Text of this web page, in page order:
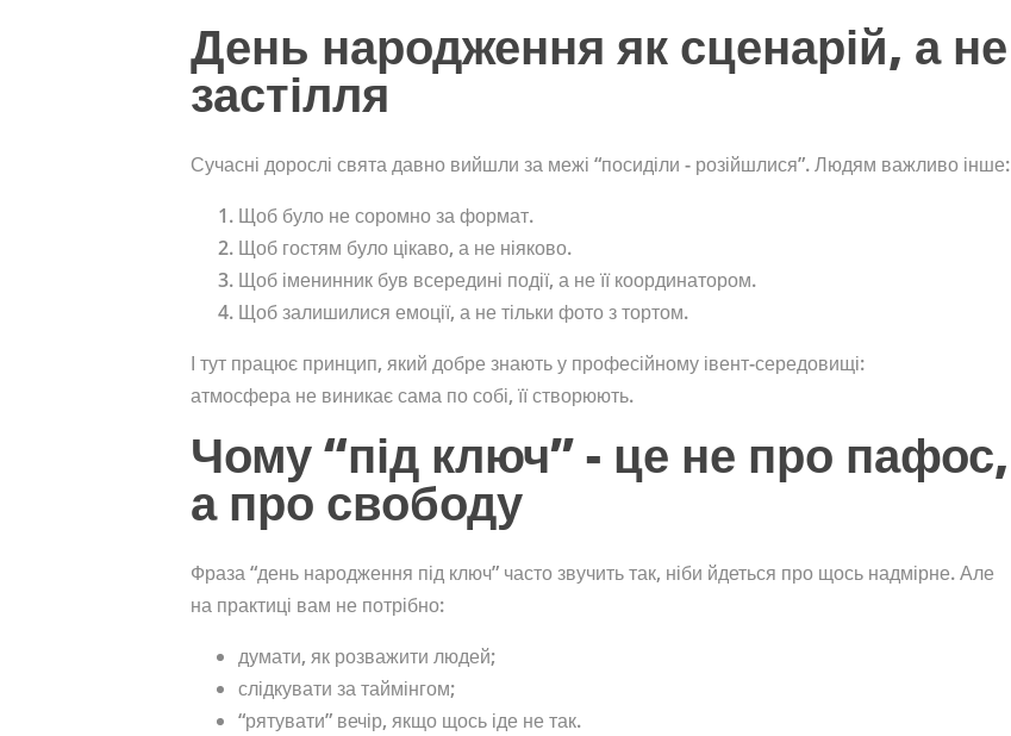
День народження як сценарій, а не
застілля
Сучасні дорослі свята давно вийшли за межі “посиділи - розійшлися”. Людям важливо інше:
Щоб було не соромно за формат.
Щоб гостям було цікаво, а не ніяково.
Щоб іменинник був всередині події, а не її координатором.
Щоб залишилися емоції, а не тільки фото з тортом.
І тут працює принцип, який добре знають у професійному івент-середовищі:
атмосфера не виникає сама по собі, її створюють.
Чому “під ключ” - це не про пафос,
а про свободу
Фраза “день народження під ключ” часто звучить так, ніби йдеться про щось надмірне. Але
на практиці вам не потрібно:
думати, як розважити людей;
слідкувати за таймінгом;
“рятувати” вечір, якщо щось іде не так.